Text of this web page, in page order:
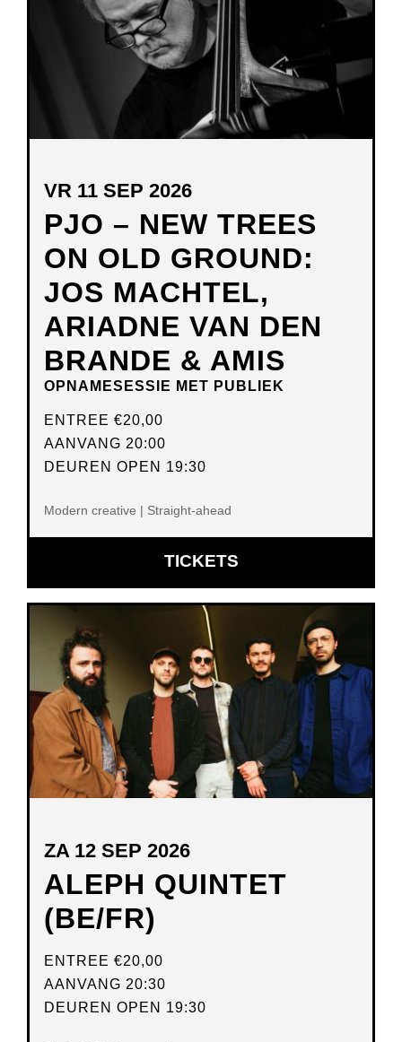
PJO – NEW TREES
ON OLD GROUND:
JOS MACHTEL,
ARIADNE VAN DEN
BRANDE & AMIS
OPNAMESESSIE MET PUBLIEK
VR 11 SEP 2026
ENTREE €20,00
AANVANG 20:00
DEUREN OPEN 19:30
Modern creative | Straight-ahead
TICKETSOPENT
IN
VENSTER
ALEPH QUINTET
(BE/FR)
ZA 12 SEP 2026
ENTREE €20,00
AANVANG 20:30
DEUREN OPEN 19:30